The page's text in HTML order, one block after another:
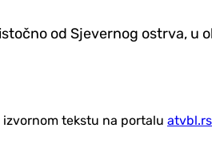
od Sjevernog ostrva, u
tekstu na portalu atvbl.rs